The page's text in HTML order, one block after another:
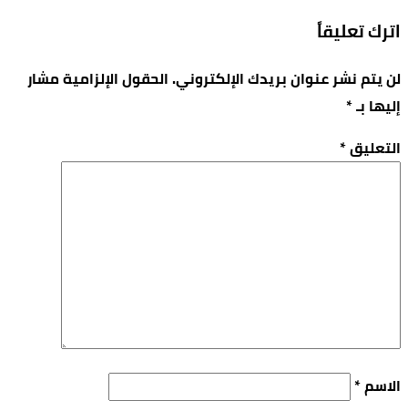
اترك تعليقاً
لن يتم نشر عنوان بريدك الإلكتروني.الحقول الإلزامية مشار
إليها بـ*
التعليق*
الاسم*